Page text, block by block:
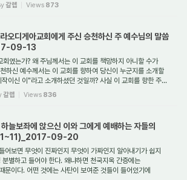
갈렙 Views 873
오디게아교회에게 주신 승천하신 주 예수님의 말씀
09-13
회였는가? 왜 주님께서는 이 교회를 책망하지 아니할 수가
하신 예수께서는 이 교회를 향하여 당신이 누군지를 소개할
이신 이"라고 소개하셨던 것일까? 사실 이 교회를 향한 주...
갈렙 Views 836
늘보좌에 앉으신 이와 그에게 예배하는 자들의
09-20
어보면 무엇이 진짜인지 무엇이 가짜인지 알아내기가 쉽지
별하고 들어야 한다. 왜냐하면 천국지옥 간증에는
문이다. 어떤 것에는 사탄이 보여준 것들이 들어있기에